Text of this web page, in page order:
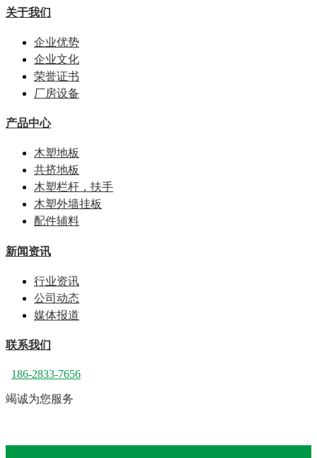
关于我们
企业优势
企业文化
荣誉证书
厂房设备
产品中心
木塑地板
共挤地板
木塑栏杆，扶手
木塑外墙挂板
配件辅料
新闻资讯
行业资讯
公司动态
媒体报道
联系我们
186-2833-7656
竭诚为您服务